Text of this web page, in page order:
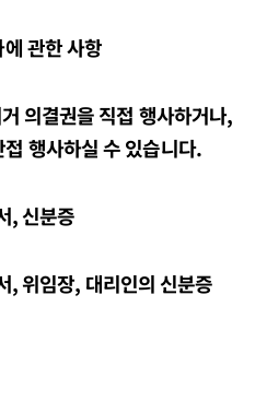
관한 사항
의결권을 직접 행사하거나,
행사하실 수 있습니다.
, 신분증
, 위임장, 대리인의 신분증